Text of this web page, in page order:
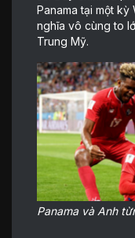
Panama tại một
nghĩa vô cùng to
Trung Mỹ.
Panama và Anh